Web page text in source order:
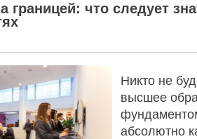
границей: что следует
Никто не
высшее
абсолютно